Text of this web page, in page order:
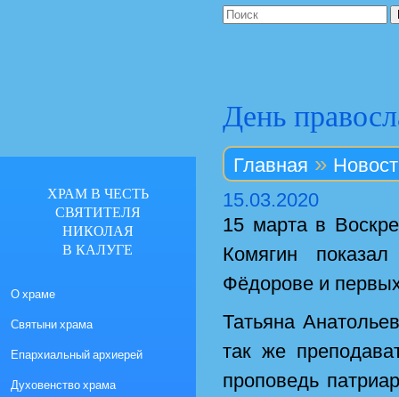
День
Главная »
15.03.2020
15 марта в
Комягин
Фёдорове и
Татьяна
так же
проповедь
ХРАМ В ЧЕСТЬ
СВЯТИТЕЛЯ
НИКОЛАЯ
В КАЛУГЕ
О храме
Святыни храма
Епархиальный архиерей
Духовенство храма